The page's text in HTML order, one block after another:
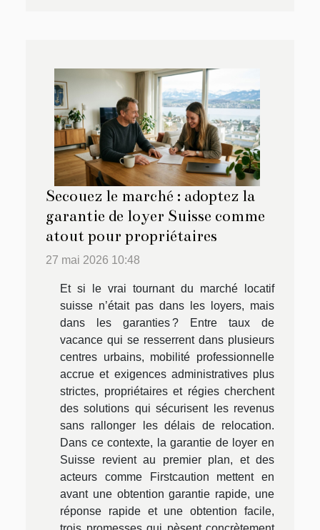
Secouez le marché : adoptez la
garantie de loyer Suisse comme
atout pour propriétaires
27 mai 2026 10:48
Et si le vrai tournant du marché locatif
suisse n’était pas dans les loyers, mais
dans les garanties ? Entre taux de
vacance qui se resserrent dans plusieurs
centres urbains, mobilité professionnelle
accrue et exigences administratives plus
strictes, propriétaires et régies cherchent
des solutions qui sécurisent les revenus
sans rallonger les délais de relocation.
Dans ce contexte, la garantie de loyer en
Suisse revient au premier plan, et des
acteurs comme Firstcaution mettent en
avant une obtention garantie rapide, une
réponse rapide et une obtention facile,